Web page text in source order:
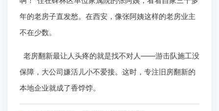
年的老房子直发愁。在西安，像张阿姨这样的老房业主
不在少数。
老房翻新最让人头疼的就是找不对人——游击队施工没
保障，大公司嫌活儿小不爱接。这时，专注旧房翻新的
本地企业就成了香饽饽。